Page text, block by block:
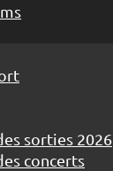
sorties 2026
concerts